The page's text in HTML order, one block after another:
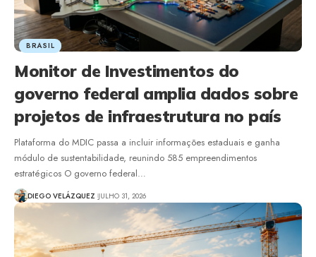
BRASIL
Monitor de Investimentos do
governo federal amplia dados sobre
projetos de infraestrutura no país
Plataforma do MDIC passa a incluir informações estaduais e ganha
módulo de sustentabilidade, reunindo 585 empreendimentos
estratégicos O governo federal…
DIEGO VELÁZQUEZ JULHO 31, 2026